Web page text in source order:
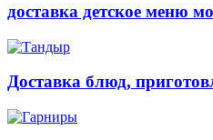
доставка детское меню
Доставка блюд,